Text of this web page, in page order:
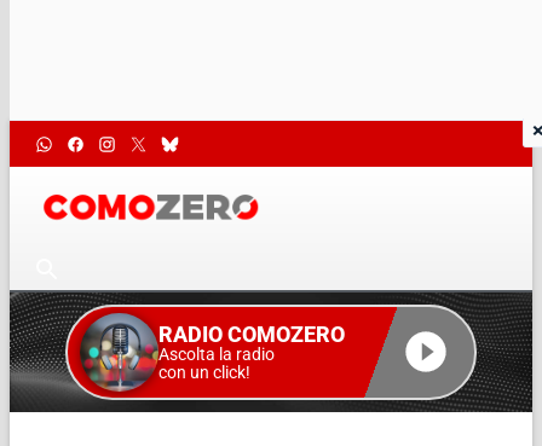
RADIO COMOZERO
Ascolta la radio
con un click!